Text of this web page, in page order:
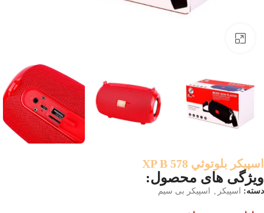
اسپيکر بلوتوثي XP B 578
ویژگی های محصول:
دسته: اسپیکر , اسپیکر بی سیم